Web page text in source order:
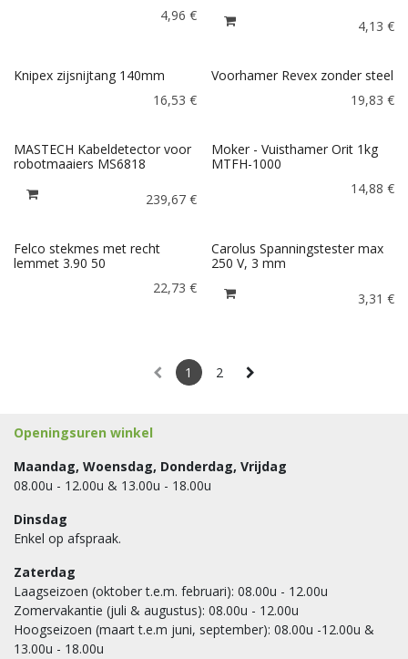
4,96 €
4,13 €
Knipex zijsnijtang 140mm
16,53 €
Voorhamer Revex zonder steel
19,83 €
MASTECH Kabeldetector voor
robotmaaiers MS6818
239,67€
Moker - Vuisthamer Orit 1kg
MTFH-1000
14,88 €
Felco stekmes met recht
lemmet 3.90 50
22,73 €
Carolus Spanningstester max
250 V, 3 mm
3,31 €
1 2
Openingsuren winkel
Maandag, Woensdag, Donderdag, Vrijdag
08.00u - 12.00u & 13.00u - 18.00u
Dinsdag
Enkel op afspraak.
Zaterdag
Laagseizoen (oktober t.e.m. februari): 08.00u - 12.00u
Zomervakantie (juli & augustus): 08.00u - 12.00u
Hoogseizoen (maart t.e.m juni, september): 08.00u -12.00u &
13.00u - 18.00u